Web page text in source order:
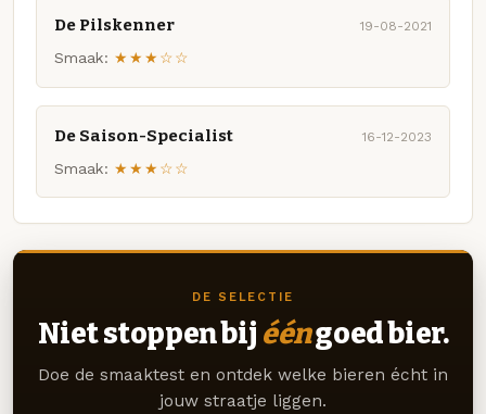
De Pilskenner 19-08-2021
Smaak: ★★★☆☆
De Saison-Specialist 16-12-2023
Smaak: ★★★☆☆
DE SELECTIE
Niet stoppen bij ééngoed bier.
Doe de smaaktest en ontdek welke bieren écht in
jouw straatje liggen.